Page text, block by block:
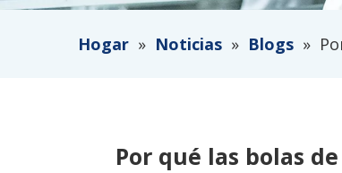
Hogar » Noticias » Blogs »
Por qué las bolas